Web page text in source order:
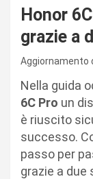
Honor
grazie a
Aggiornamento
Nella guida
6C Pro un
è riuscito
successo.
passo per
grazie a